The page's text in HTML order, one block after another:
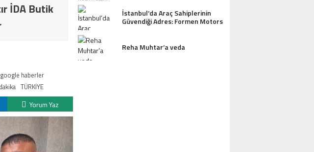
İDA Butik
google haberler
TÜRKİYE
Yorum Yaz
İstanbul’da Araç Sahiplerinin
Güvendiği Adres: Formen Motors
Reha Muhtar’a veda